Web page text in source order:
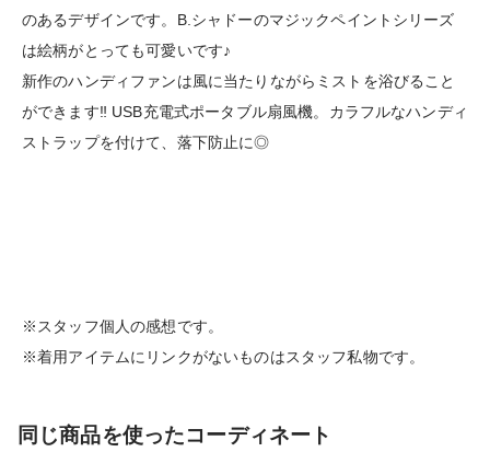
のあるデザインです。B.シャドーのマジックペイントシリーズ
は絵柄がとっても可愛いです♪
新作のハンディファンは風に当たりながらミストを浴びること
ができます‼︎ USB充電式ポータブル扇風機。カラフルなハンディ
ストラップを付けて、落下防止に◎
※スタッフ個人の感想です。
※着用アイテムにリンクがないものはスタッフ私物です。
同じ商品を使ったコーディネート